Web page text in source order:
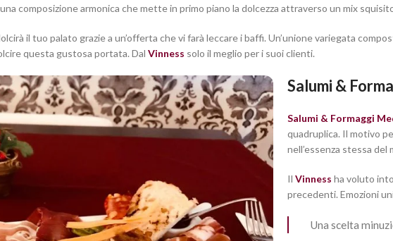
composizione armonica che mette in primo piano la dolcezza attraverso un mix
il tuo palato grazie a un’offerta che vi farà leccare i baffi. Un’unione variegata
questa gustosa portata. Dal Vinness solo il meglio per i suoi clienti.
Salumi &
Salumi & Formaggi
quadruplica. Il motivo
nell’essenza stessa
Il Vinness ha voluto
precedenti. Emozioni
Una scelta